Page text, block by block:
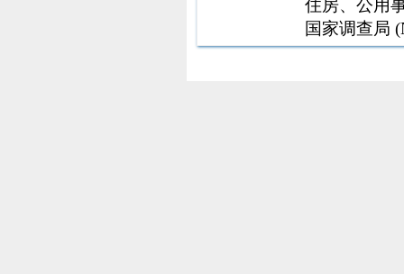
住房、公用
国家调查局
(REPD)